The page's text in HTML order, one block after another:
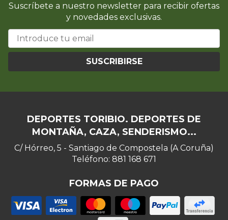
Suscríbete a nuestro newsletter para recibir ofertas
y novedades exclusivas.
SUSCRIBIRSE
DEPORTES TORIBIO. DEPORTES DE
MONTAÑA, CAZA, SENDERISMO...
C/ Hórreo, 5 - Santiago de Compostela (A Coruña)
Teléfono: 881 168 671
FORMAS DE PAGO